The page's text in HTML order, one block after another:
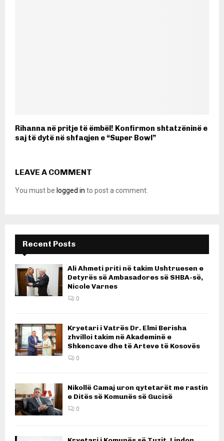
Rihanna në pritje të ëmbël! Konfirmon shtatzëninë e
saj të dytë në shfaqjen e “Super Bowl”
LEAVE A COMMENT
You must be logged in to post a comment.
Recent Posts
Ali Ahmeti priti në takim Ushtruesen e
Detyrës së Ambasadores së SHBA-së,
Nicole Varnes
0
Kryetari i Vatrës Dr. Elmi Berisha
zhvilloi takim në Akademinë e
Shkencave dhe të Arteve të Kosovës
0
Nikollë Camaj uron qytetarët me rastin
e Ditës së Komunës së Gucisë
0